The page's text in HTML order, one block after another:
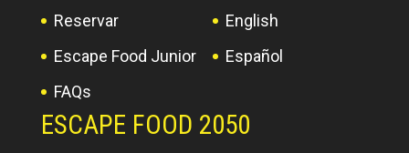
Reservar
Escape Food Junior
FAQs
English
Español
ESCAPE FOOD 2050